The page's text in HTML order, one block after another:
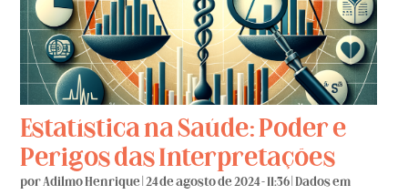
Estatística na Saúde: Poder e
Perigos das Interpretações
porAdilmo Henrique |24 de agosto de 2024 - 11:36 |Dados em